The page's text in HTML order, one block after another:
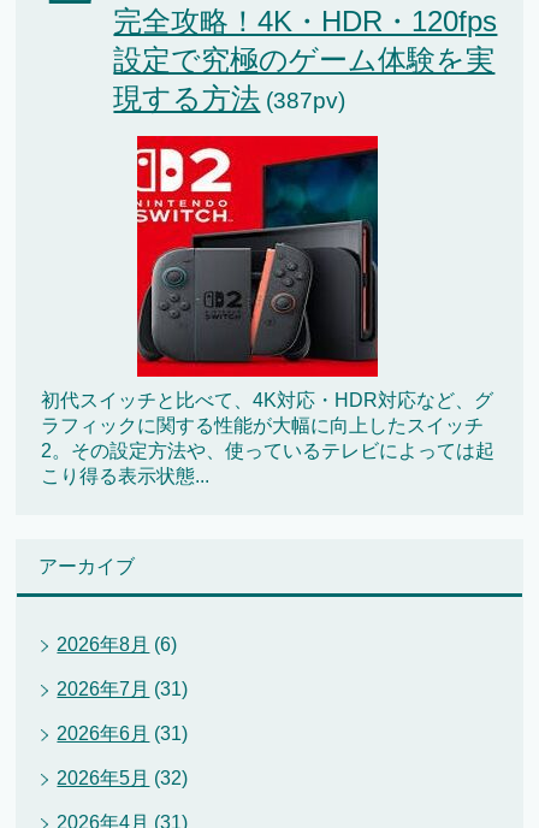
完全攻略！4K・HDR・120fps
設定で究極のゲーム体験を実
現する方法 (387pv)
初代スイッチと比べて、4K対応・HDR対応など、グ
ラフィックに関する性能が大幅に向上したスイッチ
2。その設定方法や、使っているテレビによっては起
こり得る表示状態...
アーカイブ
2026年8月 (6)
2026年7月 (31)
2026年6月 (31)
2026年5月 (32)
2026年4月 (31)